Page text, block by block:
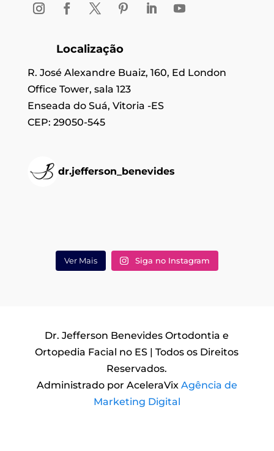
Localização
R. José Alexandre Buaiz, 160, Ed London
Office Tower, sala 123
Enseada do Suá, Vitoria -ES
CEP: 29050-545
dr.jefferson_benevides
Ver Mais Siga no Instagram
Dr. Jefferson Benevides Ortodontia e
Ortopedia Facial no ES | Todos os Direitos
Reservados.
Administrado por AceleraVix Agência de
Marketing Digital